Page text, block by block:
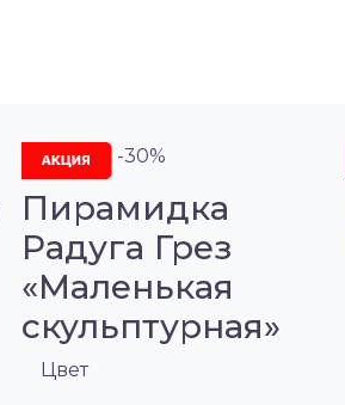
-30%
Пирамидка
Радуга Грез
«Маленькая
скульптурная»
Цвет